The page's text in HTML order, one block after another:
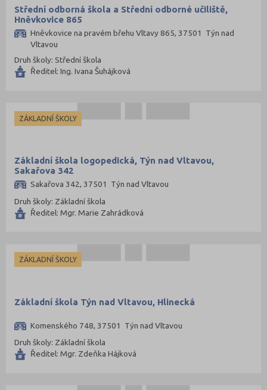
Střední odborná škola a Střední odborné učiliště,
Hněvkovice 865
Hněvkovice na pravém břehu Vltavy 865, 37501 Týn nad
Vltavou
Druh školy: Střední škola
Ředitel: Ing. Ivana Šuhájková
ZÁKLADNÍ ŠKOLY
Základní škola logopedická, Týn nad Vltavou,
Sakařova 342
Sakařova 342, 37501 Týn nad Vltavou
Druh školy: Základní škola
Ředitel: Mgr. Marie Zahrádková
ZÁKLADNÍ ŠKOLY
Základní škola Týn nad Vltavou, Hlinecká
Komenského 748, 37501 Týn nad Vltavou
Druh školy: Základní škola
Ředitel: Mgr. Zdeňka Hájková